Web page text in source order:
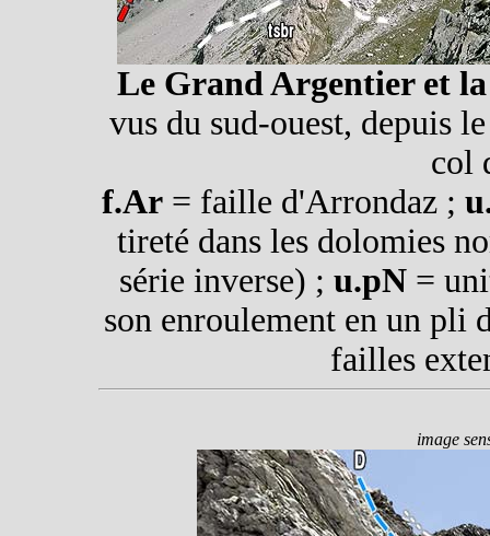
Le Grand Argentier et
vus du sud-ouest, depuis
col
f.Ar = faille d'Arrondaz ;
tireté dans les dolomies
série inverse) ;u.pN =
son enroulement en un pli
failles
image